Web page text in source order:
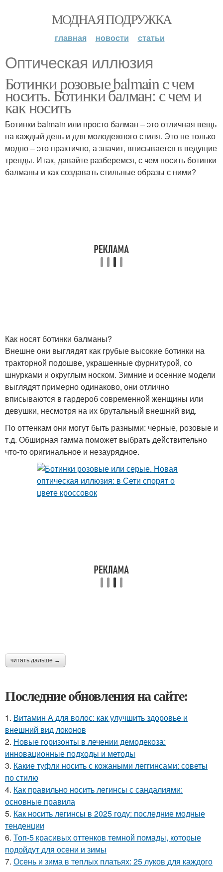
МОДНАЯ ПОДРУЖКА
главная новости статьи
Оптическая иллюзия
Ботинки розовые balmain с чем
носить. Ботинки балман: с чем и
как носить
Ботинки balmain или просто балман – это отличная вещь
на каждый день и для молодежного стиля. Это не только
модно – это практично, а значит, вписывается в ведущие
тренды. Итак, давайте разберемся, с чем носить ботинки
балманы и как создавать стильные образы с ними?
Как носят ботинки балманы?
Внешне они выглядят как грубые высокие ботинки на
тракторной подошве, украшенные фурнитурой, со
шнурками и округлым носком. Зимние и осенние модели
выглядят примерно одинаково, они отлично
вписываются в гардероб современной женщины или
девушки, несмотря на их брутальный внешний вид.
По оттенкам они могут быть разными: черные, розовые и
т.д. Обширная гамма поможет выбрать действительно
что-то оригинальное и незаурядное.
читать дальше →
Последние обновления на сайте:
1. Витамин А для волос: как улучшить здоровье и
внешний вид локонов
2. Новые горизонты в лечении демодекоза:
инновационные подходы и методы
3. Какие туфли носить с кожаными леггинсами: советы
по стилю
4. Как правильно носить легинсы с сандалиями:
основные правила
5. Как носить легинсы в 2025 году: последние модные
тенденции
6. Топ-5 красивых оттенков темной помады, которые
подойдут для осени и зимы
7. Осень и зима в теплых платьях: 25 луков для каждого